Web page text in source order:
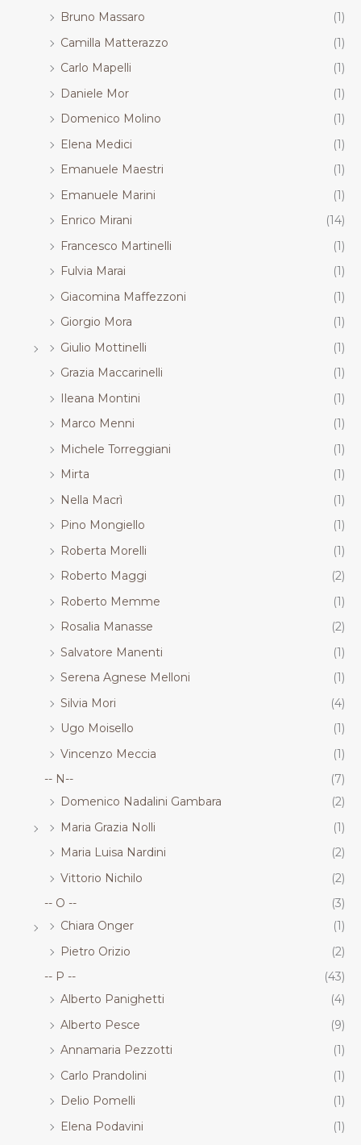
Bruno Massaro
(1)
Camilla Matterazzo
(1)
Carlo Mapelli
(1)
Daniele Mor
(1)
Domenico Molino
(1)
Elena Medici
(1)
Emanuele Maestri
(1)
Emanuele Marini
(1)
Enrico Mirani
(14)
Francesco Martinelli
(1)
Fulvia Marai
(1)
Giacomina Maffezzoni
(1)
Giorgio Mora
(1)
Giulio Mottinelli
(1)
Grazia Maccarinelli
(1)
Ileana Montini
(1)
Marco Menni
(1)
Michele Torreggiani
(1)
Mirta
(1)
Nella Macrì
(1)
Pino Mongiello
(1)
Roberta Morelli
(1)
Roberto Maggi
(2)
Roberto Memme
(1)
Rosalia Manasse
(2)
Salvatore Manenti
(1)
Serena Agnese Melloni
(1)
Silvia Mori
(4)
Ugo Moisello
(1)
Vincenzo Meccia
(1)
-- N--
(7)
Domenico Nadalini Gambara
(2)
Maria Grazia Nolli
(1)
Maria Luisa Nardini
(2)
Vittorio Nichilo
(2)
-- O --
(3)
Chiara Onger
(1)
Pietro Orizio
(2)
-- P --
(43)
Alberto Panighetti
(4)
Alberto Pesce
(9)
Annamaria Pezzotti
(1)
Carlo Prandolini
(1)
Delio Pomelli
(1)
Elena Podavini
(1)